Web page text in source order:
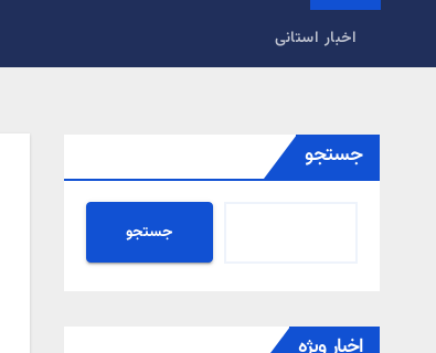
اخبار استانی
جستجو
جستجو